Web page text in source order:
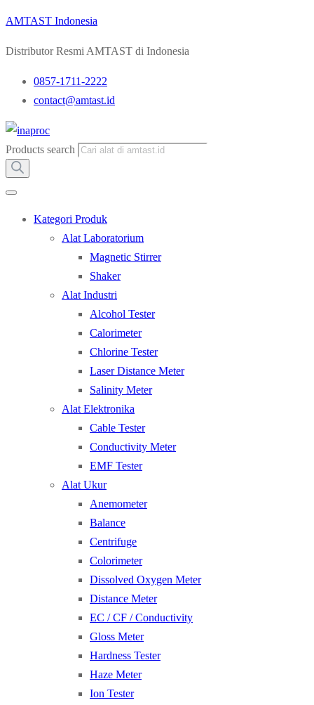
AMTAST Indonesia
Distributor Resmi AMTAST di Indonesia
0857-1711-2222
contact@amtast.id
Products search
Kategori Produk
Alat Laboratorium
Magnetic Stirrer
Shaker
Alat Industri
Alcohol Tester
Calorimeter
Chlorine Tester
Laser Distance Meter
Salinity Meter
Alat Elektronika
Cable Tester
Conductivity Meter
EMF Tester
Alat Ukur
Anemometer
Balance
Centrifuge
Colorimeter
Dissolved Oxygen Meter
Distance Meter
EC / CF / Conductivity
Gloss Meter
Hardness Tester
Haze Meter
Ion Tester